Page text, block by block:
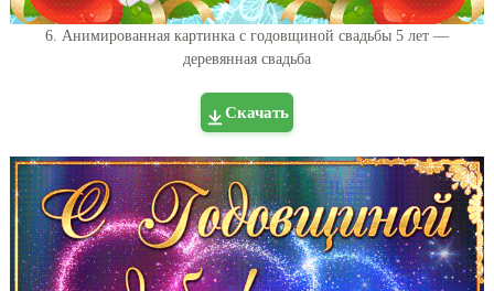
6. Анимированная картинка с годовщиной свадьбы 5 лет —
деревянная свадьба
Скачать